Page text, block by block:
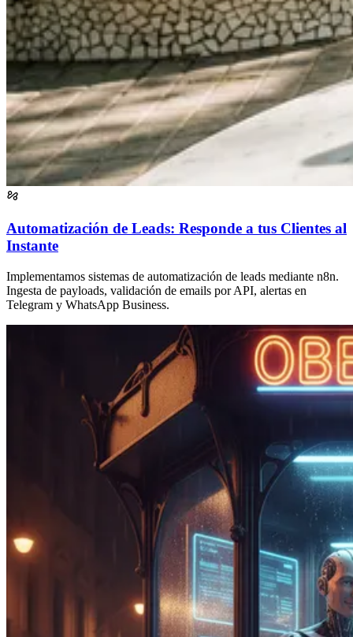
Automatización de Leads: Responde a tus Clientes al
Instante
Implementamos sistemas de automatización de leads mediante n8n.
Ingesta de payloads, validación de emails por API, alertas en
Telegram y WhatsApp Business.